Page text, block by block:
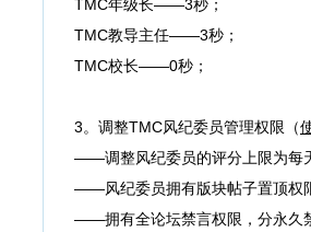
TMC年级长——3秒；
TMC教导主任——3秒；
TMC校长——0秒；
3。调整TMC风纪委员管理权限（
——调整风纪委员的评分上限为每
——风纪委员拥有版块帖子置顶权
——拥有全论坛禁言权限，分永久